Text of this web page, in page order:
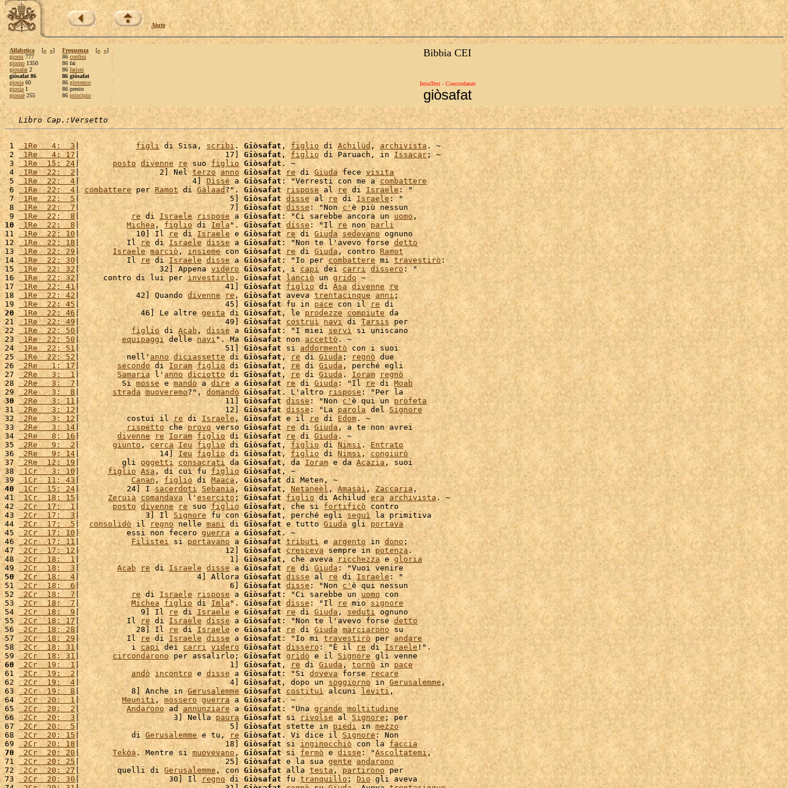
Aiuto
Alfabetica [« »]
giorni 777
giorno 1350
giosafat 2
giòsafat 86
giosia 60
giosìa 1
giosuè 255
Frequenza [« »]
86 confini
86 fai
86 farisei
86 giòsafat
86 giovenco
86 presto
86 principio
Bibbia CEI
IntraText - Concordanze
giòsafat
Libro Cap.:Versetto
1 1Re   4:  3 | figli di Sisa, scribi . Giòsafat , figlio di Achilùd , archivista. ~
2 1Re   4: 17 |                               17] Giòsafat , figlio di Paruach, in Issacar; ~
3 1Re  15: 24 | posto divenne re suo figlio Giòsafat. ~
4
1Re  22:  2|                 2] Nel terzo anno Giòsafat re di Giuda fece visita
5 1Re  22:  4 |                        4] Disse a Giòsafat: "Verresti con me a combattere
6 1Re  22:  4 | combattere per Ramot di Gàlaad ?". Giòsafat rispose al re di Israele : "
7
1Re  22:  5|                                5] Giòsafat disse al re di Israele : "
8 1Re  22:  7 |                                7] Giòsafat disse : "Non c' è più nessun
9 1Re  22:  8| re di Israele rispose a Giòsafat : "Ci sarebbe ancora un uomo
10
1Re  22:  8 | Michea , figlio di Imla ". Giòsafat disse : "Il re non parli
11 1Re  22: 10 |            10] Il re di Israele e Giòsafat re di Giuda sedevano ognuno
12
1Re  22: 18 |          Il re di Israele disse a Giòsafat: "Non te l'avevo forse detto
13
1Re  22: 29| Israele marciò , insieme con Giòsafat re di Giuda, contro Ramot
14 1Re  22: 30 |          Il re di Israele disse a Giòsafat: "Io per combattere mi travestirò :
15 1Re  22: 32 |                 32] Appena videro Giòsafat , i capi dei carri dissero : "
16
1Re  22: 32 |     contro di lui per investirlo . Giòsafat lanciò un grido ~
17 1Re  22: 41|                               41] Giòsafat figlio di Asa divenne
re
18
1Re  22: 42 |            42] Quando divenne re , Giòsafat aveva trentacinque anni ;
19 1Re  22: 45 |                               45] Giòsafat fu in pace con il re
20 1Re  22: 46 |             46] Le altre gesta di Giòsafat, le prodezze compiute da
21
1Re  22: 49|                               49] Giòsafat costruì navi di Tarsis per
22 1Re  22: 50 | figlio di Acab , disse a Giòsafat: "I miei servi si uniscano
23
1Re  22: 50 | equipaggi delle navi ". Ma Giòsafat non accettò. ~
24
1Re  22: 51|                               51] Giòsafat si addormentò con i suoi
25 1Re  22: 52 |          nell' anno diciassette di Giòsafat , re di Giuda ; regnò due
26 2Re   1: 17 | secondo di Ioram figlio di Giòsafat , re di Giuda , perché egli
27 2Re   3:  1 | Samaria l' anno diciotto di Giòsafat, re di Giuda . Ioram
regnò
28 2Re   3:  7 |         Si mosse e mandò a dire a Giòsafat re di Giuda: "Il re di Moab
29
2Re   3:  8 | strada muoveremo?", domandò Giòsafat. L'altro rispose
30
2Re   3: 11|                               11] Giòsafat disse : "Non c' è qui un profeta
31 2Re   3: 12 |                               12] Giòsafat disse : "La parola del Signore
32 2Re   3: 12 |          costui il re di Israele , Giòsafat e il re di Edom . ~
33 2Re   3: 14 | rispetto che provo verso Giòsafat re di Giuda , a te non avrei
34 2Re   8: 16| divenne re Ioram figlio di Giòsafat re di Giuda . ~
35 2Re   9:  2| giunto , cerca Ieu figlio di Giòsafat , figlio di Nimsi. Entrato
36 2Re   9: 14 |                 14] Ieu figlio di Giòsafat , figlio di Nimsi , congiurò
37 2Re  12: 19 |         gli oggetti consacrati da Giòsafat , da Ioram e da Acazia , suoi
38
1Cr   3: 10| figlio Asa , di cui fu figlio Giòsafat , ~
39 1Cr  11: 43 | Canan , figlio di Maaca, Giòsafat
40
1Cr  15: 24 |          24] I sacerdoti Sebania , Giòsafat , Netaneèl , Amasài , Zaccaria,
41 1Cr  18: 15| Zeruià comandava l'esercito; Giòsafat figlio di Achilud era archivista . ~
42 2Cr  17:  1 | posto divenne re suo figlio Giòsafat , che si fortificò contro
43 2Cr  17:  3 |              3] Il Signore fu con Giòsafat , perché egli seguì la primitiva
44 2Cr  17:  5 | consolidò il regno nelle mani di Giòsafat e tutto Giuda gli portava
45 2Cr  17: 10 |          essi non fecero guerra a Giòsafat . ~
46
2Cr  17: 11 | Filistei si portavano a Giòsafat tributi e argento in dono ;
47 2Cr  17: 12|                               12] Giòsafat cresceva sempre in potenza .
48 2Cr  18:  1|                                1] Giòsafat , che aveva ricchezza e gloria
49 2Cr  18:  3 | Acab re di Israele disse a Giòsafat re di Giuda
50
2Cr  18:  4 |                         4] Allora Giòsafat disse al re di Israele : "
51 2Cr  18:  6 |                                6] Giòsafat disse: "Non c'è qui nessun
52 2Cr  18:  7| re di Israele rispose a Giòsafat : "Ci sarebbe un uomo con
53 2Cr  18:  7 | Michea figlio di Imla ". Giòsafat disse : "Il re mio signore
54 2Cr  18:  9 |             9] Il re di Israele e Giòsafat re di Giuda , seduti ognuno
55
2Cr  18: 17|          Il re di Israele disse a Giòsafat : "Non te l'avevo forse detto
56 2Cr  18: 28 |            28] Il re di Israele e Giòsafat re di Giuda marciarono su
57
2Cr  18: 29 |          Il re di Israele disse a Giòsafat : "Io mi travestirò per andare
58 2Cr  18: 31|           i capi dei carri videro Giòsafat dissero: "È il re di Israele !".
59 2Cr  18: 31 | circondarono per assalirlo; Giòsafat gridò e il Signore
60
2Cr  19:  1 |                                1] Giòsafat, re di Giuda , tornò in pace
61 2Cr  19:  2 | andò incontro e disse a Giòsafat : "Si doveva forse recare
62 2Cr  19:  4 |                                4] Giòsafat, dopo un soggiorno in Gerusalemme ,
63
2Cr  19:  8 |           8] Anche in Gerusalemme Giòsafat costituì alcuni leviti ,
64 2Cr  20:  1| Meuniti , mossero guerra a Giòsafat . ~
65 2Cr  20:  2| Andarono ad annunziare a Giòsafat : "Una grande moltitudine
66 2Cr  20:  3 |                    3] Nella paura Giòsafat si rivolse al Signore ; per
67 2Cr  20:  5 |                                5] Giòsafat stette in piedi in mezzo
68
2Cr  20: 15 |           di Gerusalemme e tu, re Giòsafat . Vi dice il Signore: Non
69 2Cr  20: 18|                               18] Giòsafat si inginocchiò con la faccia
70
2Cr  20: 20 | Tekòa . Mentre si muovevano , Giòsafat si fermò e disse : "Ascoltatemi,
71 2Cr  20: 25 |                               25] Giòsafat e la sua gente andarono
72
2Cr  20: 27|        quelli di Gerusalemme, con Giòsafat alla testa, partirono per
73 2Cr  20: 30 |                   30] Il regno di Giòsafat fu tranquillo ; Dio gli aveva